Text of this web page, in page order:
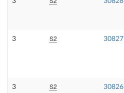
3 S2 30827
3 S2 30826